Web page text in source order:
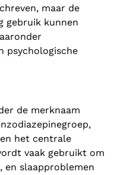
maar de
gebruik kunnen
psychologische
de merknaam
het centrale
vaak gebruikt om
en slaapproblemen